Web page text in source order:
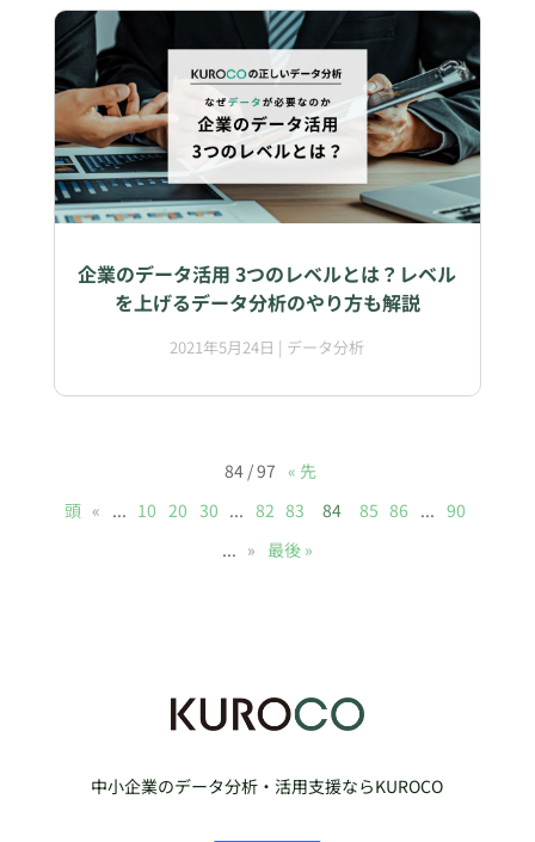
企業のデータ活用 3つのレベルとは？レベル
を上げるデータ分析のやり方も解説
2021年5月24日 | データ分析
84 / 97 « 先
頭 « ... 10 20 30 ... 82 83 84 85 86 ... 90
... » 最後 »
中小企業のデータ分析・活用支援ならKUROCO